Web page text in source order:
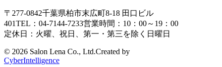
〒277-0842千葉県柏市末広町8-18 田口ビル
401TEL：04-7144-7233営業時間：10：00～19：00
定休日：火曜、祝日、第一・第三を除く日曜日
© 2026 Salon Lena Co., Ltd.Created by
CyberIntelligence